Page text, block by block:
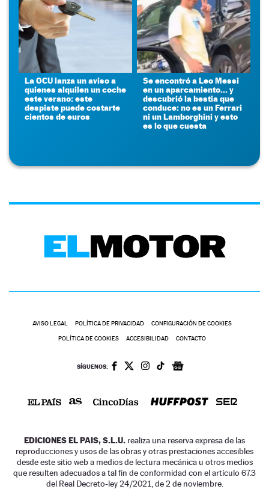
La OCU lanza un aviso a
quienes alquilen un coche
este verano: este
despiste puede costarte
cientos de euros
Se encontró a Leo Messi
en un aparcamiento... y
descubrió la bestia que
conduce: no es un Ferrari
ni un Lamborghini y esto
es lo que cuesta
AVISO LEGAL POLÍTICA DE PRIVACIDAD CONFIGURACIÓN DE COOKIES
POLÍTICA DE COOKIES ACCESIBILIDAD CONTACTO
SÍGUENOS:
EDICIONES EL PAIS, S.L.U. realiza una reserva expresa de las
reproducciones y usos de las obras y otras prestaciones accesibles
desde este sitio web a medios de lectura mecánica u otros medios
que resulten adecuados a tal fin de conformidad con el artículo 67.3
del Real Decreto-ley 24/2021, de 2 de noviembre.